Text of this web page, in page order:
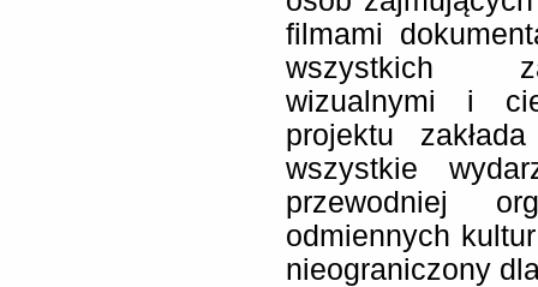
filmami
wszystkich
wizualnymi i
projektu
wszystkie
przewodniej
odmiennych
nieograniczony